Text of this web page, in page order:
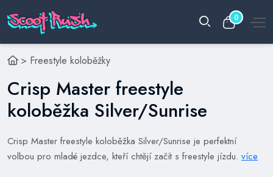
0
> Freestyle koloběžky
Crisp Master freestyle
koloběžka Silver/Sunrise
Crisp Master freestyle koloběžka Silver/Sunrise je perfektní
volbou pro mladé jezdce, kteří chtějí začít s freestyle jízdu. více